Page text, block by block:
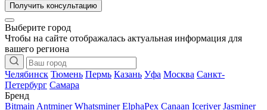
Получить консультацию
Выберите город
Чтобы на сайте отображалась актуальная информация для
вашего региона
Челябинск Тюмень Пермь Казань Уфа Москва Санкт-
Петербург Самара
Бренд
Bitmain Antminer Whatsminer ElphaPex Canaan Iceriver Jasminer